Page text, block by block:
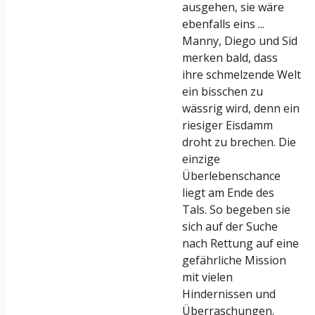
ausgehen, sie wäre
ebenfalls eins ...
Manny, Diego und Sid
merken bald, dass
ihre schmelzende Welt
ein bisschen zu
wässrig wird, denn ein
riesiger Eisdamm
droht zu brechen. Die
einzige
Überlebenschance
liegt am Ende des
Tals. So begeben sie
sich auf der Suche
nach Rettung auf eine
gefährliche Mission
mit vielen
Hindernissen und
Überraschungen.